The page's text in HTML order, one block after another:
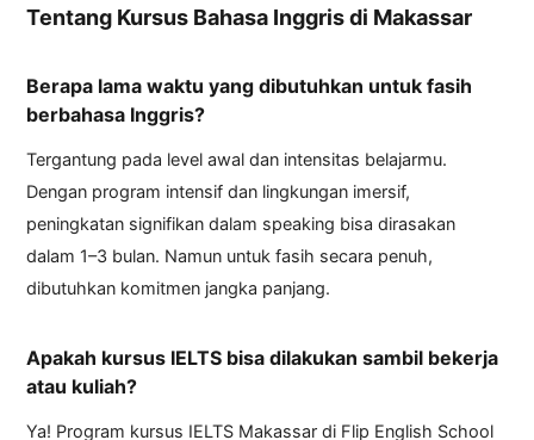
Tentang Kursus Bahasa Inggris di Makassar
Berapa lama waktu yang dibutuhkan untuk fasih
berbahasa Inggris?
Tergantung pada level awal dan intensitas belajarmu.
Dengan program intensif dan lingkungan imersif,
peningkatan signifikan dalam speaking bisa dirasakan
dalam 1–3 bulan. Namun untuk fasih secara penuh,
dibutuhkan komitmen jangka panjang.
Apakah kursus IELTS bisa dilakukan sambil bekerja
atau kuliah?
Ya! Program kursus IELTS Makassar di Flip English School